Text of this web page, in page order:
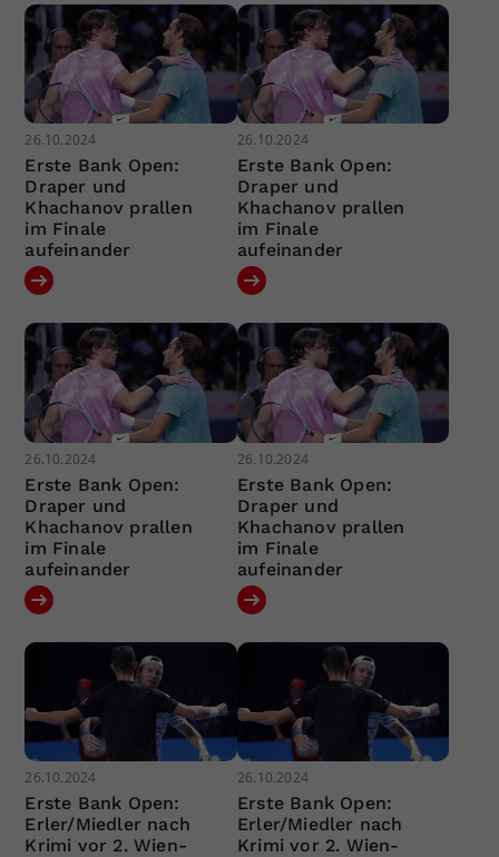
26.10.2024
Erste Bank Open:
Draper und
Khachanov prallen
im Finale
aufeinander
26.10.2024
Erste Bank Open:
Draper und
Khachanov prallen
im Finale
aufeinander
26.10.2024
Erste Bank Open:
Draper und
Khachanov prallen
im Finale
aufeinander
26.10.2024
Erste Bank Open:
Draper und
Khachanov prallen
im Finale
aufeinander
26.10.2024
Erste Bank Open:
Erler/Miedler nach
Krimi vor 2. Wien-
26.10.2024
Erste Bank Open:
Erler/Miedler nach
Krimi vor 2. Wien-